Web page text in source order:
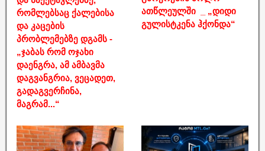
რომლებსაც ქალებისა
და კაცების
პრობლემებზე დგამს -
„ჯაბას რომ ოჯახი
დაენგრა, ამ ამბავმა
დაგვანგრია, ვეცადეთ,
გადაგვერჩინა,
მაგრამ...“
ათწლეულში _ „დიდი
გულისტკენა ჰქონდა“